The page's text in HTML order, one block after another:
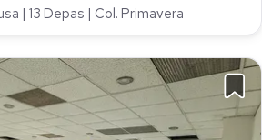
| 13 Depas | Col. Primavera